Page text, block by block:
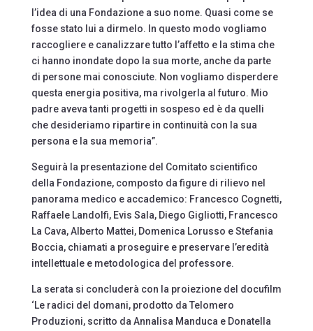
l’idea di una Fondazione a suo nome. Quasi come se
fosse stato lui a dirmelo. In questo modo vogliamo
raccogliere e canalizzare tutto l’affetto e la stima che
ci hanno inondate dopo la sua morte, anche da parte
di persone mai conosciute. Non vogliamo disperdere
questa energia positiva, ma rivolgerla al futuro. Mio
padre aveva tanti progetti in sospeso ed è da quelli
che desideriamo ripartire in continuità con la sua
persona e la sua memoria”.
Seguirà la presentazione del Comitato scientifico
della Fondazione, composto da figure di rilievo nel
panorama medico e accademico: Francesco Cognetti,
Raffaele Landolfi, Evis Sala, Diego Gigliotti, Francesco
La Cava, Alberto Mattei, Domenica Lorusso e Stefania
Boccia, chiamati a proseguire e preservare l’eredità
intellettuale e metodologica del professore.
La serata si concluderà con la proiezione del docufilm
‘Le radici del domani, prodotto da Telomero
Produzioni, scritto da Annalisa Manduca e Donatella